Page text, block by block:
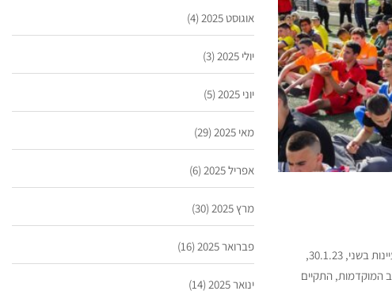
גלריית תמונות מהגמר הארצי במרוצי שדה תשפ”ג – עמק המעיינות בשני, 30.1.23,
ואחרי שלב המוקדמות, התקיים
אוגוסט 2025 (4)
יולי 2025 (3)
יוני 2025 (5)
מאי 2025 (29)
אפריל 2025 (6)
מרץ 2025 (30)
פברואר 2025 (16)
ינואר 2025 (14)